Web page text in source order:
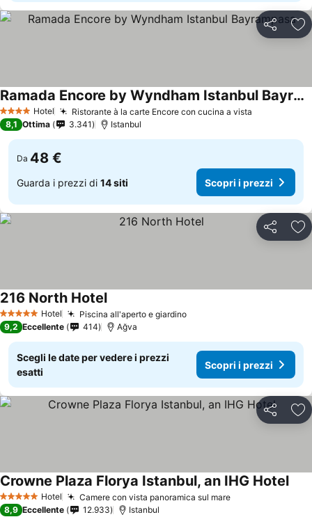
Condividi
4 Stelle Hotel Ristorante à la carte Encore con cucina a vista
Ramada Encore by Wyndham Istanbul Bayrampasa
Scopri i prezzi
8,1 Ottima 3.341 Istanbul
Da 48 €
Guarda i prezzi di 14 siti Scopri i prezzi
Condividi
5 Stelle Hotel Piscina all'aperto e giardinoScopri i prezzi
216 North HotelScopri i prezzi
9,2 Eccellente 414 Ağva
Scegli le date per vedere i prezzi
esatti
Scopri i prezzi
Condividi
5 Stelle Hotel Camere con vista panoramica sul mareScopri i prezzi
Crowne Plaza Florya Istanbul, an IHG Hotel
8,9 Eccellente 12.933 Istanbul